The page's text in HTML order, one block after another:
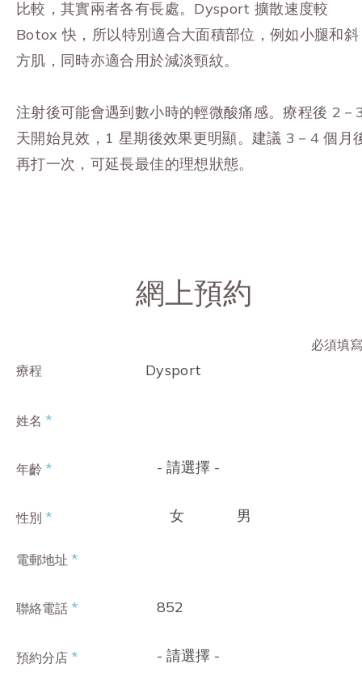
比較，其實兩者各有長處。Dysport 擴散速度較
Botox 快，所以特別適合大面積部位，例如小腿和斜
方肌，同時亦適合用於減淡頸紋。
注射後可能會遇到數小時的輕微酸痛感。療程後 2－
天開始見效，1 星期後效果更明顯。建議 3－4 個月
再打一次，可延長最佳的理想狀態。
網上預約
必須填
療程
Dysport
姓名 *
年齡 * - 請選擇 -
性別 * 女 男
電郵地址 *
聯絡電話 * 852
預約分店 * - 請選擇 -